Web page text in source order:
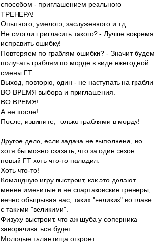
способом - приглашением реального
ТРЕНЕРА!
Опытного, умелого, заслуженного и т.д.
Не смогли пригласить такого? - Лучше вовремя
исправить ошибку!
Повторяем по граблям ошибки? - Значит будем
получать граблям по морде в виде ежегодной
смены ГТ.
Выход, повторю, один - не наступать на грабли
ВО ВРЕМЯ выбора и приглашения.
ВО ВРЕМЯ!
А не после!
После, извините, только граблями в морду!
Другое дело, если задача не выполнена, но
хотя бы можно сказать, что за один сезон
новый ГТ хоть что-то наладил.
Хоть что-то!
Командную игру выстроит, как это делают
менее именитые и не спартаковские тренеры,
вечно обыгрывая нас, таких "великих" во главе
с такими "великими".
Физуху выстроит, что аж шуба у соперника
заворачиваться будет
Молодые талантища откроет.